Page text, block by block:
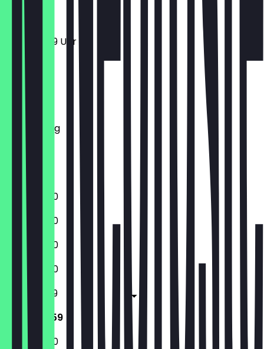
11:00 - 23:59 Uhr
Montag
Dienstag
Mittwoch
Donnerstag
Freitag
Samstag
Sonntag
11:00 - 22:00
11:00 - 22:00
11:00 - 22:00
11:00 - 22:00
11:00 - 23:59
11:00 - 23:59
11:00 - 22:00